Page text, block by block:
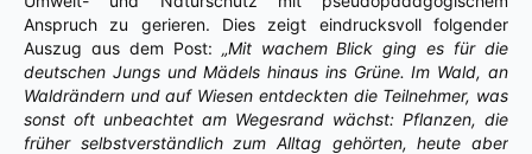
Anspruch zu gerieren. Dies zeigt eindrucksvoll folgender
Auszug aus dem Post: „Mit wachem Blick ging es für die
deutschen Jungs und Mädels hinaus ins Grüne. Im Wald, an
Waldrändern und auf Wiesen entdeckten die Teilnehmer, was
sonst oft unbeachtet am Wegesrand wächst: Pflanzen, die
früher selbstverständlich zum Alltag gehörten, heute aber